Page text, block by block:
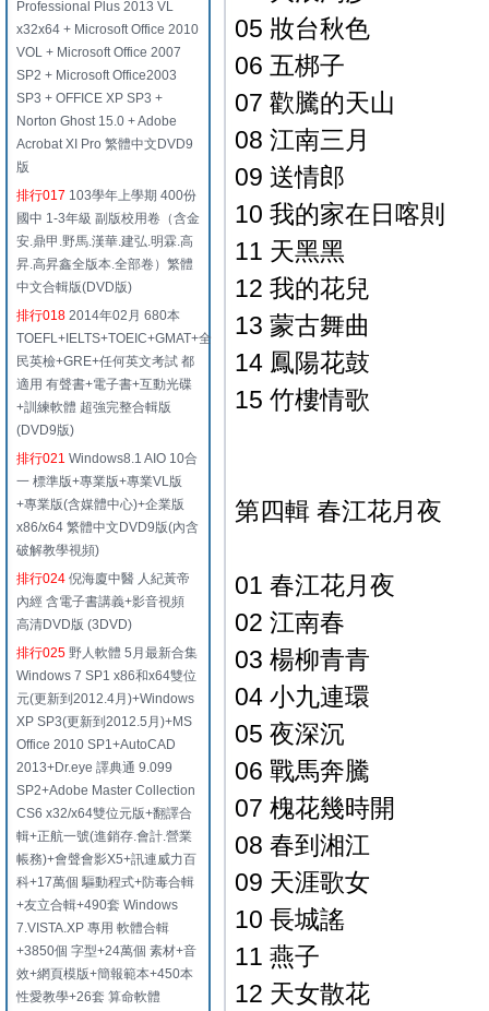
Professional Plus 2013 VL
x32x64 + Microsoft Office 2010
VOL + Microsoft Office 2007
SP2 + Microsoft Office2003
SP3 + OFFICE XP SP3 +
Norton Ghost 15.0 + Adobe
Acrobat XI Pro 繁體中文DVD9
版
排行017 103學年上學期 400份
國中 1-3年級 副版校用卷（含金
安.鼎甲.野馬.漢華.建弘.明霖.高
昇.高昇鑫全版本.全部卷）繁體
中文合輯版(DVD版)
排行018 2014年02月 680本
TOEFL+IELTS+TOEIC+GMAT+全
民英檢+GRE+任何英文考試 都
適用 有聲書+電子書+互動光碟
+訓練軟體 超強完整合輯版
(DVD9版)
排行021 Windows8.1 AIO 10合
一 標準版+專業版+專業VL版
+專業版(含媒體中心)+企業版
x86/x64 繁體中文DVD9版(內含
破解教學視頻)
排行024 倪海廈中醫 人紀黃帝
內經 含電子書講義+影音視頻
高清DVD版 (3DVD)
排行025 野人軟體 5月最新合集
Windows 7 SP1 x86和x64雙位
元(更新到2012.4月)+Windows
XP SP3(更新到2012.5月)+MS
Office 2010 SP1+AutoCAD
2013+Dr.eye 譯典通 9.099
SP2+Adobe Master Collection
CS6 x32/x64雙位元版+翻譯合
輯+正航一號(進銷存.會計.營業
帳務)+會聲會影X5+訊連威力百
科+17萬個 驅動程式+防毒合輯
+友立合輯+490套 Windows
7.VISTA.XP 專用 軟體合輯
+3850個 字型+24萬個 素材+音
效+網頁模版+簡報範本+450本
性愛教學+26套 算命軟體
05 妝台秋色
06 五梆子
07 歡騰的天山
08 江南三月
09 送情郎
10 我的家在日喀則
11 天黑黑
12 我的花兒
13 蒙古舞曲
14 鳳陽花鼓
15 竹樓情歌
第四輯 春江花月夜
01 春江花月夜
02 江南春
03 楊柳青青
04 小九連環
05 夜深沉
06 戰馬奔騰
07 槐花幾時開
08 春到湘江
09 天涯歌女
10 長城謠
11 燕子
12 天女散花